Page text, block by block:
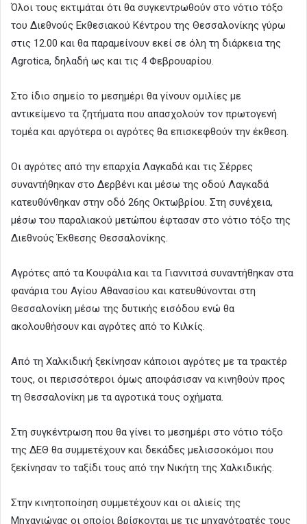
Όλοι τους εκτιμάται ότι θα συγκεντρωθούν στο νότιο τόξο
του Διεθνούς Εκθεσιακού Κέντρου της Θεσσαλονίκης γύρω
στις 12.00 και θα παραμείνουν εκεί σε όλη τη διάρκεια της
Agrotica, δηλαδή ως και τις 4 Φεβρουαρίου.
Στο ίδιο σημείο το μεσημέρι θα γίνουν ομιλίες με
αντικείμενο τα ζητήματα που απασχολούν τον πρωτογενή
τομέα και αργότερα οι αγρότες θα επισκεφθούν την έκθεση.
Οι αγρότες από την επαρχία Λαγκαδά και τις Σέρρες
συναντήθηκαν στο Δερβένι και μέσω της οδού Λαγκαδά
κατευθύνθηκαν στην οδό 26ης Οκτωβρίου. Στη συνέχεια,
μέσω του παραλιακού μετώπου έφτασαν στο νότιο τόξο της
Διεθνούς Έκθεσης Θεσσαλονίκης.
Αγρότες από τα Κουφάλια και τα Γιαννιτσά συναντήθηκαν στα
φανάρια του Αγίου Αθανασίου και κατευθύνονται στη
Θεσσαλονίκη μέσω της δυτικής εισόδου ενώ θα
ακολουθήσουν και αγρότες από το Κιλκίς.
Από τη Χαλκιδική ξεκίνησαν κάποιοι αγρότες με τα τρακτέρ
τους, οι περισσότεροι όμως αποφάσισαν να κινηθούν προς
τη Θεσσαλονίκη με τα αγροτικά τους οχήματα.
Στη συγκέντρωση που θα γίνει το μεσημέρι στο νότιο τόξο
της ΔΕΘ θα συμμετέχουν και δεκάδες μελισσοκόμοι που
ξεκίνησαν το ταξίδι τους από την Νικήτη της Χαλκιδικής.
Στην κινητοποίηση συμμετέχουν και οι αλιείς της
Μηχανιώνας οι οποίοι βρίσκονται με τις μηχανότρατές τους